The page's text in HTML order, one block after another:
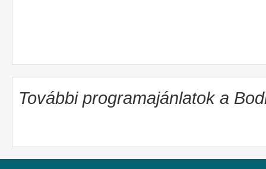
További programajánlatok a